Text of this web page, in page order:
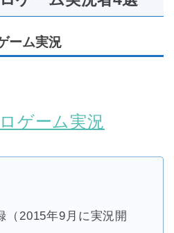
ーム実況
ゲーム実況
（2015年9月に実況開